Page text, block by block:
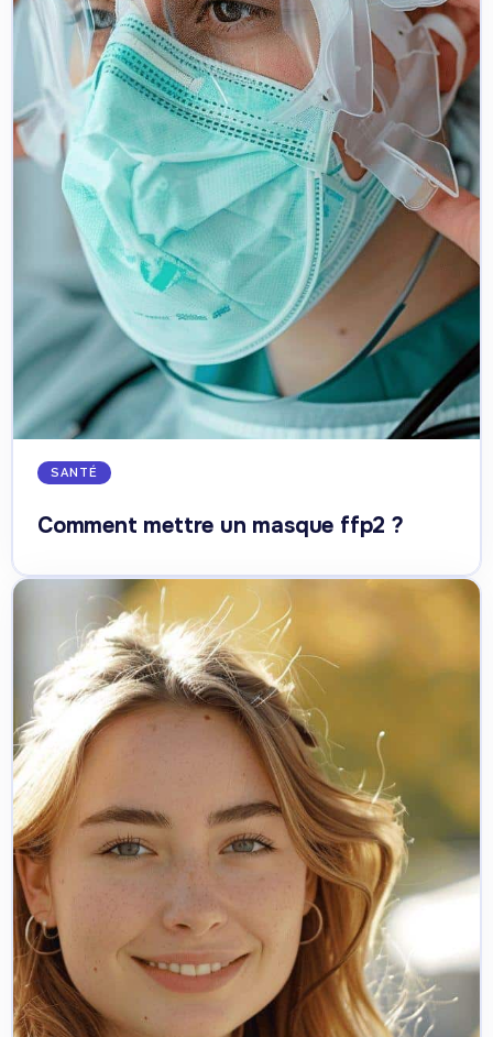
SANTÉ
Comment mettre un masque ffp2 ?